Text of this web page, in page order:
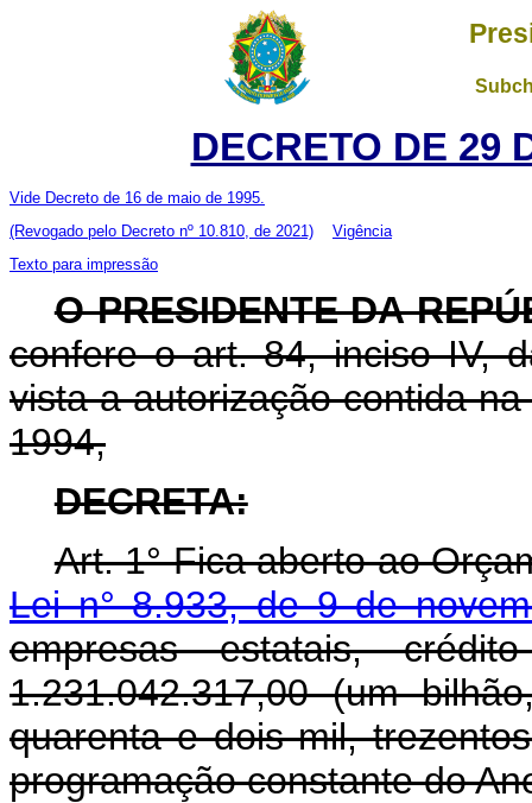
DECRETO DE 29
Vide Decreto de 16 de maio de 1995.
(Revogado pelo Decreto nº 10.810, de 2021)
Vigência
Texto para impressão
O PRESIDENTE DA
confere o art. 84, inciso IV,
vista a autorização contida
1994,
DECRETA:
Art. 1° Fica aberto ao
Lei n° 8.933, de 9 de
empresas estatais,
1.231.042.317,00 (um
quarenta e dois mil,
programação constante do